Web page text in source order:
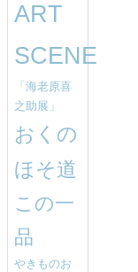
ART
SCENE
「海老原喜
之助展」
おくの
ほそ道
この一
品
やきものお